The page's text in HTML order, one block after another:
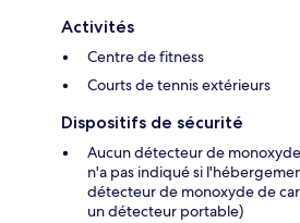
Activités
Centre de fitness
Courts de tennis extérieurs
Dispositifs de sécurité
Aucun détecteur de
n'a pas indiqué si
détecteur de monoxyde de
un détecteur portable)